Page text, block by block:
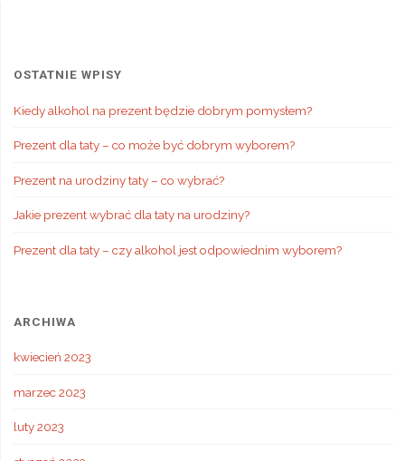
OSTATNIE WPISY
Kiedy alkohol na prezent będzie dobrym pomysłem?
Prezent dla taty – co może być dobrym wyborem?
Prezent na urodziny taty – co wybrać?
Jakie prezent wybrać dla taty na urodziny?
Prezent dla taty – czy alkohol jest odpowiednim wyborem?
ARCHIWA
kwiecień 2023
marzec 2023
luty 2023